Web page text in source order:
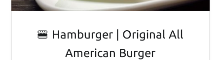
🍔 Hamburger | Original All
American Burger